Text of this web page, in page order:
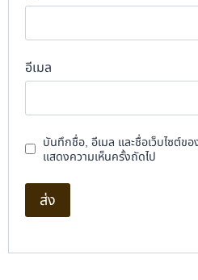
อีเมล
บันทึกชื่อ, อีเมล และชื่อเว็บไซต์ข
แสดงความเห็นครั้งถัดไป